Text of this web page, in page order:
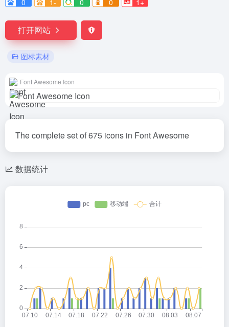
0
1- 0 0 1+
打开网站
图标素材
Font Awesome Icon
The complete set of 675 icons in Font Awesome
数据统计